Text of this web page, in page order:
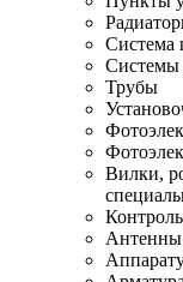
Система
Системы
Трубы
Вилки,
Антенны